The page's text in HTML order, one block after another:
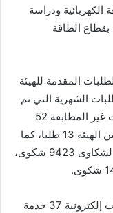
ودراسة
بقطاع الطاقة
المقدمة للهيئة
عدد الطلبات الشهرية التي تم
قبولها 10124 طلبا، في حين بلغ عدد الطلبات غير المطابقة 52
طلبا، وعدد الطلبات للحصول على البيانات من الهيئة 13 طلبا، كما
بلغ عدد متلقي الخدمة الكلي 12600، وعدد الشكاوى 9423 شكوى،
وبلغ عدد الخدمات التي تم تحويلها إلى خدمات إلكترونية 37 خدمة